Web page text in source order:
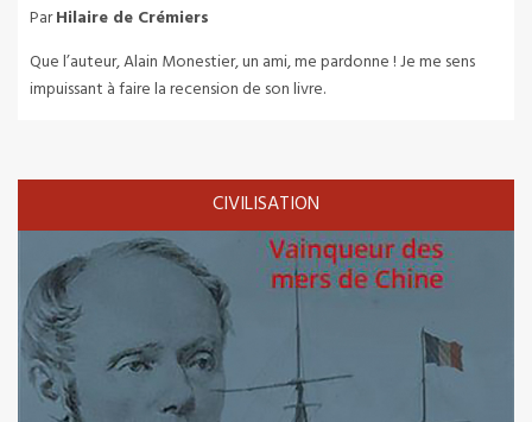
ParHilaire de Crémiers
Que l’auteur, Alain Monestier, un ami, me pardonne ! Je me sens
impuissant à faire la recension de son livre.
CIVILISATION